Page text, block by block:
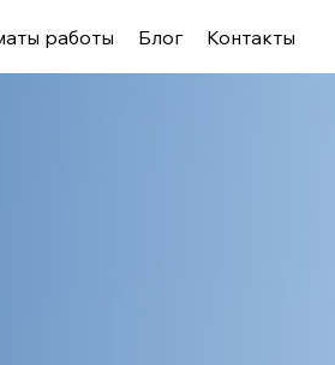
работы Блог Контакты